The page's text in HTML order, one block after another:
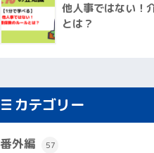
他人事ではない！
とは？
カテゴリー
番外編 57